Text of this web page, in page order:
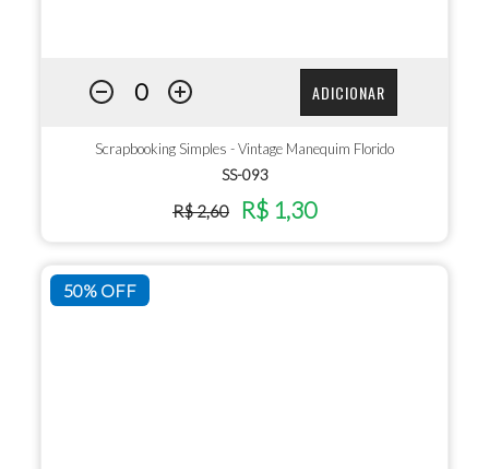
ADICIONAR
Scrapbooking Simples - Vintage Manequim Florido
SS-093
R$ 2,60 R$ 1,30
50% OFF